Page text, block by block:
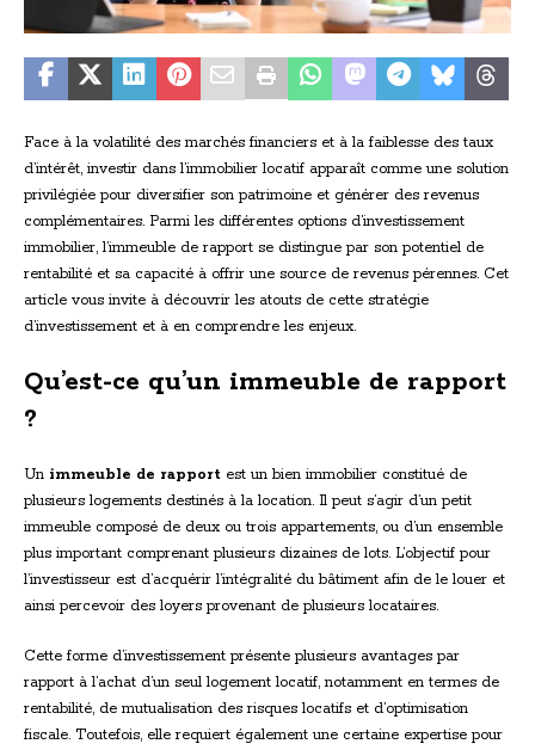
Face à la volatilité des marchés financiers et à la faiblesse des taux
d’intérêt, investir dans l’immobilier locatif apparaît comme une solution
privilégiée pour diversifier son patrimoine et générer des revenus
complémentaires. Parmi les différentes options d’investissement
immobilier, l’immeuble de rapport se distingue par son potentiel de
rentabilité et sa capacité à offrir une source de revenus pérennes. Cet
article vous invite à découvrir les atouts de cette stratégie
d’investissement et à en comprendre les enjeux.
Qu’est-ce qu’un immeuble de rapport
?
Un immeuble de rapport est un bien immobilier constitué de
plusieurs logements destinés à la location. Il peut s’agir d’un petit
immeuble composé de deux ou trois appartements, ou d’un ensemble
plus important comprenant plusieurs dizaines de lots. L’objectif pour
l’investisseur est d’acquérir l’intégralité du bâtiment afin de le louer et
ainsi percevoir des loyers provenant de plusieurs locataires.
Cette forme d’investissement présente plusieurs avantages par
rapport à l’achat d’un seul logement locatif, notamment en termes de
rentabilité, de mutualisation des risques locatifs et d’optimisation
fiscale. Toutefois, elle requiert également une certaine expertise pour